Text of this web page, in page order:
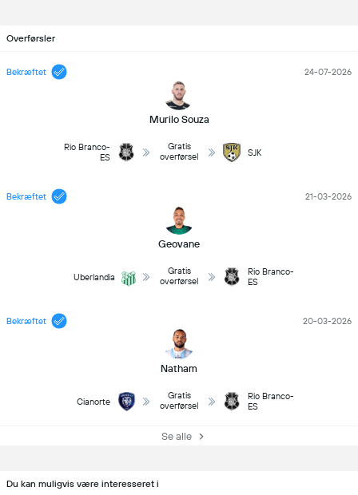
Overførsler
Bekræftet
Murilo Souza
24-07-2026
Rio Branco-
ES
Gratis
overførsel
SJK
Bekræftet
Geovane
21-03-2026
Uberlandia
Gratis
overførsel
Rio Branco-
ES
Bekræftet
Natham
20-03-2026
Cianorte
Gratis
overførsel
Rio Branco-
ES
Se alle
Du kan muligvis være interesseret i